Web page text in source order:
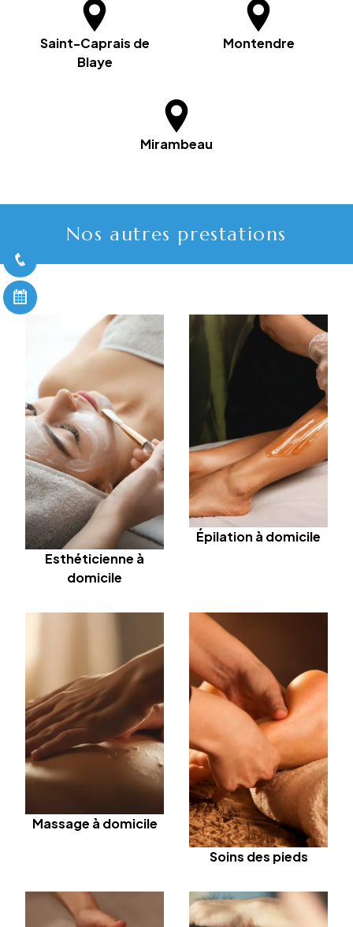
Saint-Caprais de
Blaye
Montendre
Mirambeau
Nos autres prestations
Esthéticienne à
domicile
Épilation à domicile
Massage à domicile
Soins des pieds